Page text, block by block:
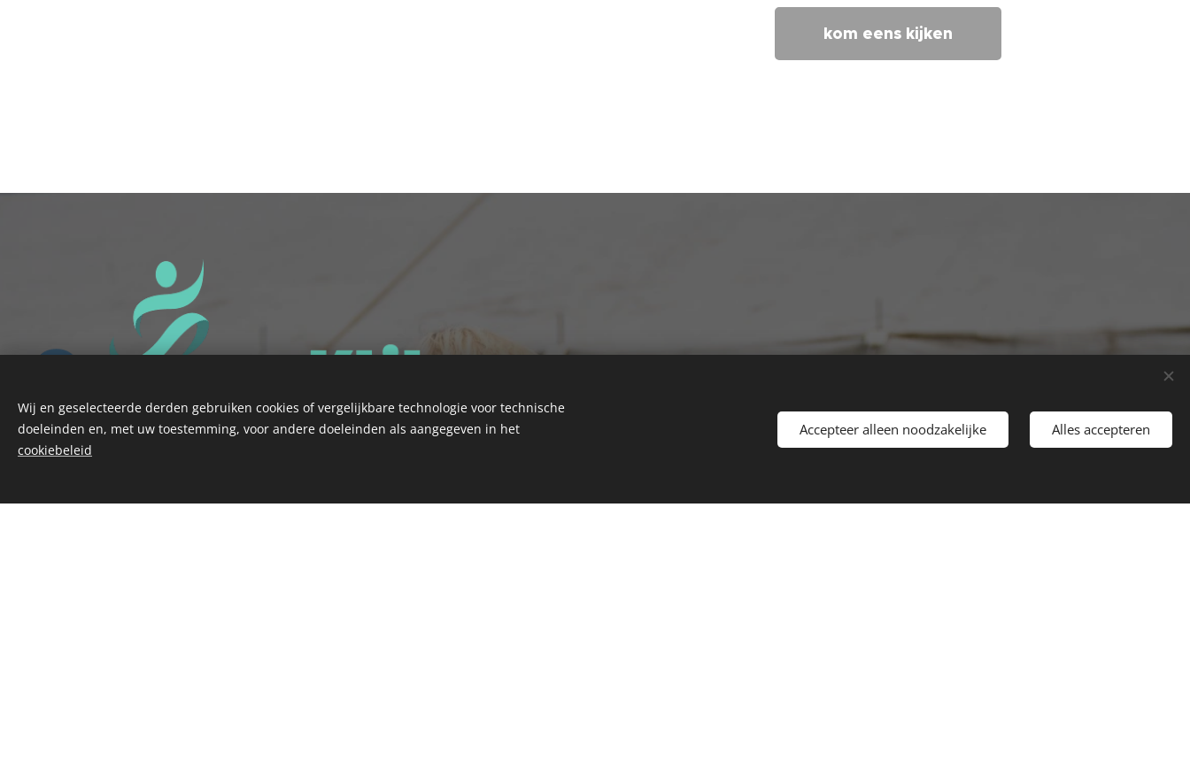
kom eens kijken
Ontdek het avontuur bij Scouting Marnix van Sint
Aldegonde!
Wij en geselecteerde derden gebruiken cookies of vergelijkbare technologie voor technische
doeleinden en, met uw toestemming, voor andere doeleinden als aangegeven in het
cookiebeleid
Accepteer alleen noodzakelijke Alles accepteren